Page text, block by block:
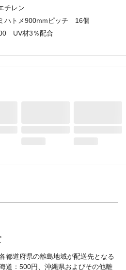
チレン
ハトメ900mmピッチ 16個
UV材3％配合
ャンプ、アウトドア使用時の景観に
む色合いです。
都道府県の離島地域が配送先となる
道：500円、沖縄県およびその他離